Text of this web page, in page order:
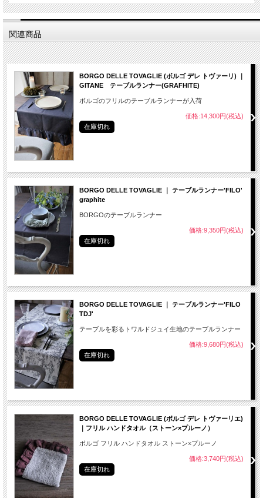
関連商品
BORGO DELLE TOVAGLIE (ボルゴ デレ トヴァーリ) ｜
GITANE テーブルランナー(GRAFHITE)
ボルゴのフリルのテーブルランナーが入荷
価格:14,300円(税込)
在庫切れ
BORGO DELLE TOVAGLIE ｜ テーブルランナー'FILO'
graphite
BORGOのテーブルランナー
価格:9,350円(税込)
在庫切れ
BORGO DELLE TOVAGLIE ｜ テーブルランナー'FILO
TDJ'
テーブルを彩るトワルドジュイ生地のテーブルランナー
価格:9,680円(税込)
在庫切れ
BORGO DELLE TOVAGLIE (ボルゴ デレ トヴァーリエ)
｜フリル ハンドタオル（ストーン×プルーノ）
ボルゴ フリル ハンドタオル ストーン×プルーノ
価格:3,740円(税込)
在庫切れ